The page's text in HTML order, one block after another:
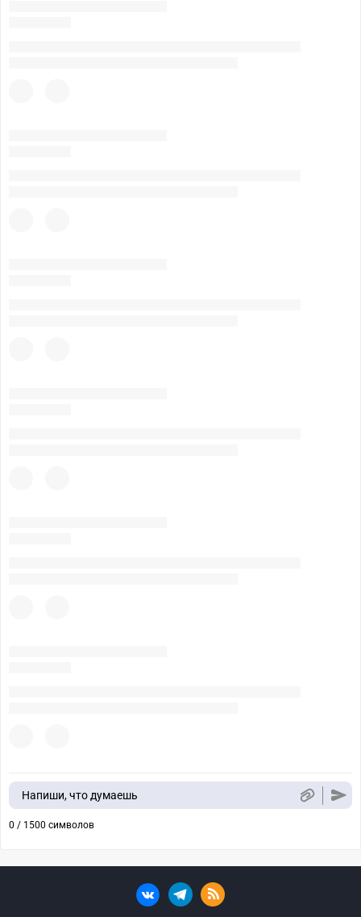
Напиши, что думаешь
0 / 1500 символов